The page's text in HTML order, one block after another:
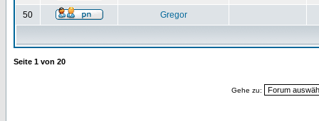
50 Gregor
Seite 1 von 20
Gehe zu: